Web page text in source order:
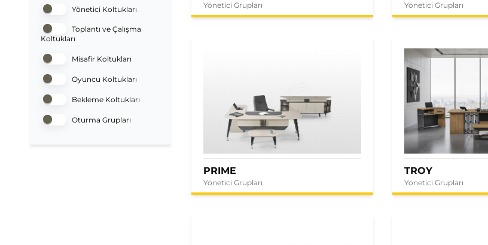
Yönetici Koltukları
Toplantı ve Çalışma
Koltukları
Misafir Koltukları
Oyuncu Koltukları
Bekleme Koltukları
Oturma Grupları
Yönetici Grupları Yönetici Grupları
PRIME
Yönetici Grupları
TROY
Yönetici Grupları